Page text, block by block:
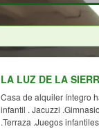
LA LUZ DE LA
Casa de alquiler íntegro
infantil . Jacuzzi
.Terraza .Juegos